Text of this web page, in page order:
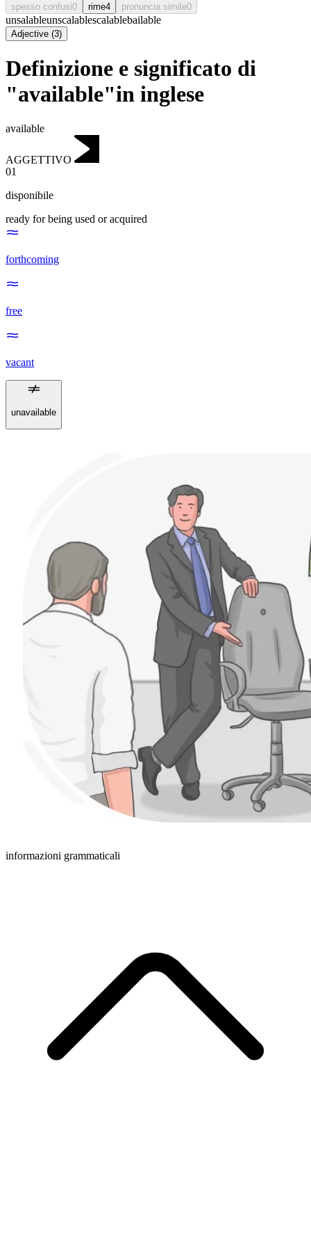
spesso confusi0 rime4 pronuncia simile0
unsalableunscalablescalablebailable
Adjective (3)
Definizione e significato di
"available"in inglese
available
AGGETTIVO
01
disponibile
ready for being used or acquired
forthcoming
free
vacant
unavailable
informazioni grammaticali